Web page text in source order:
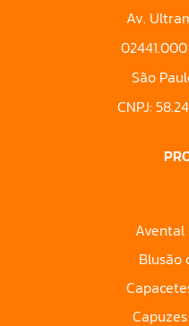
Av.
São
CNPJ:
Avental
Blusão